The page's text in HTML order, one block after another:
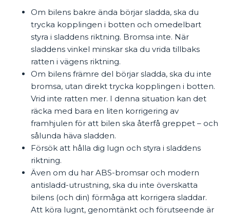
Om bilens bakre ända börjar sladda, ska du
trycka kopplingen i botten och omedelbart
styra i sladdens riktning. Bromsa inte. När
sladdens vinkel minskar ska du vrida tillbaks
ratten i vägens riktning.
Om bilens främre del börjar sladda, ska du inte
bromsa, utan direkt trycka kopplingen i botten.
Vrid inte ratten mer. I denna situation kan det
räcka med bara en liten korrigering av
framhjulen för att bilen ska återfå greppet – och
sålunda häva sladden.
Försök att hålla dig lugn och styra i sladdens
riktning.
Även om du har ABS-bromsar och modern
antisladd-utrustning, ska du inte överskatta
bilens (och din) förmåga att korrigera sladdar.
Att köra lugnt, genomtänkt och förutseende är